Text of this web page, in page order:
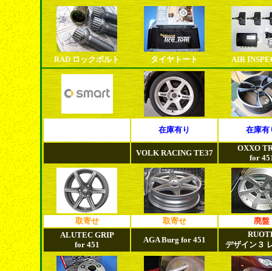
RAD ロックボルト タイヤトート AIR
在庫有り 在庫有
VOLK RACING TE37
OXXO
for
取寄せ 取寄せ
廃盤
ALUTEC GRIP
for 451
AGA Burg for 451
デザイン３